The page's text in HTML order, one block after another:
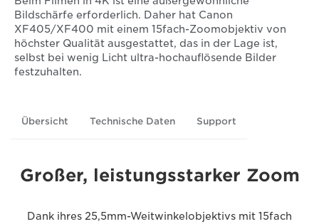
Bildschärfe erforderlich. Daher hat Canon
XF405/XF400 mit einem 15fach-Zoomobjektiv von
höchster Qualität ausgestattet, das in der Lage ist,
selbst bei wenig Licht ultra-hochauflösende Bilder
festzuhalten.
Übersicht Technische Daten Support
Großer, leistungsstarker Zoom
Dank ihres 25,5mm-Weitwinkelobjektivs mit 15fach